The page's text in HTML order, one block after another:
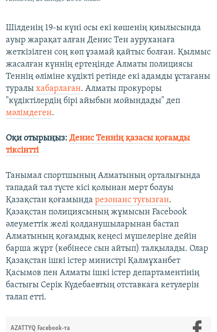
Шілденің 19-ы күні осы екі көшенің қиылысында
ауыр жарақат алған Денис Тен ауруханаға
жеткізілген соң көп ұзамай қайтыс болған. Қылмыс
жасалған күннің ертеңінде Алматы полициясы
Теннің өліміне күдікті ретінде екі адамды ұстағаны
туралы хабарлаған. Алматы прокуроры
"күдіктілердің бірі айыбын мойындады" деп
мәлімдеген.
Оқи отырыңыз: Денис Теннің қазасы қоғамды
тіксінтті
Танымал спортшының Алматының орталығында
тападай тал түсте кісі қолынан мерт болуы
Қазақстан қоғамында резонанс туғызған.
Қазақстан полициясының жұмысын Facebook
әлеуметтік желі қолданушыларынан бастап
Алматының қоғамдық кеңесі мүшелеріне дейін
барша жұрт (көбінесе сын айтып) талқылады. Олар
Қазақстан ішкі істер министрі Қалмұханбет
Қасымов пен Алматы ішкі істер департаментінің
бастығы Серік Күдебаевтың отставкаға кетулерін
талап етті.
AZATTYQ Facebook-та